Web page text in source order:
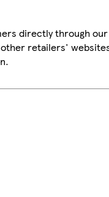
directly through our
retailers'